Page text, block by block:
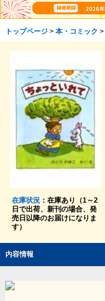
トップページ> 本・コミック >
在庫状況：在庫あり（1～2
日で出荷、新刊の場合、発
売日以降のお届けになりま
す）
内容情報